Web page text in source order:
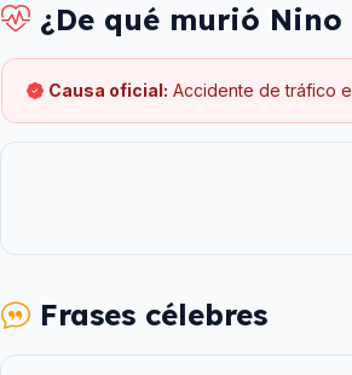
¿De qué murió Nino
Causa oficial: Accidente de tráfico
Frases célebres